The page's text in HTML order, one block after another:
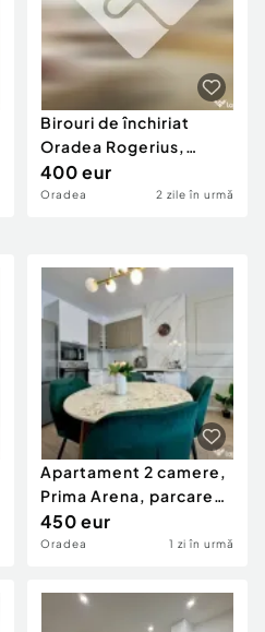
Birouri de închiriat
Oradea Rogerius,
Dotari Premium, Pa...
400 eur
Oradea 2 zile în urmă
Apartament 2 camere,
Prima Arena, parcare
inclusa, disponibi
450 eur
Oradea 1 zi în urmă